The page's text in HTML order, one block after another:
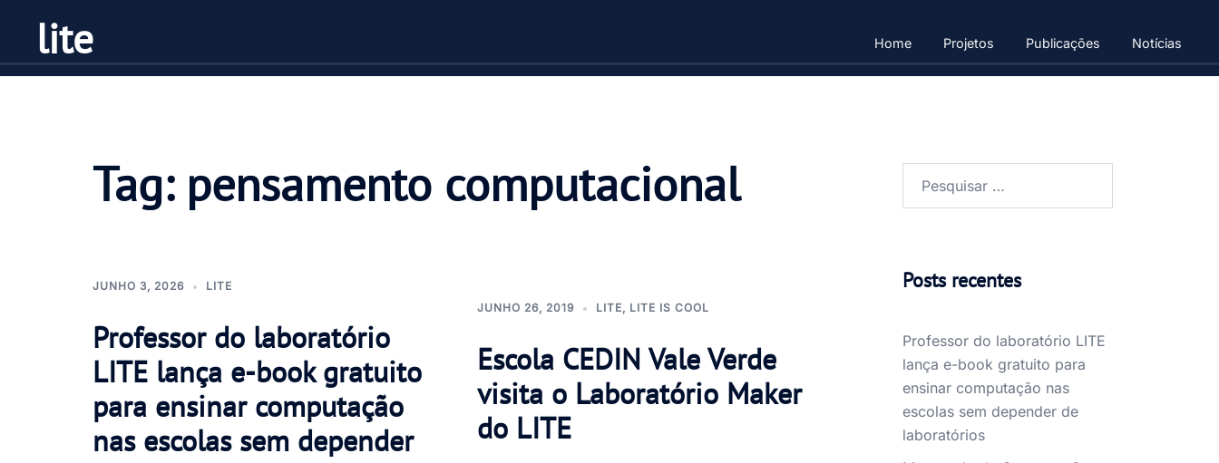
conteúdo
lite Home Projetos Publicações Notícias
Tag: pensamento computacional
JUNHO 3, 2026 LITE
Professor do laboratório
LITE lança e-book gratuito
para ensinar computação
nas escolas sem depender
JUNHO 26, 2019 LITE, LITE IS COOL
Escola CEDIN Vale Verde
visita o Laboratório Maker
do LITE
Posts recentes
Professor do laboratório LITE
lança e-book gratuito para
ensinar computação nas
escolas sem depender de
laboratórios